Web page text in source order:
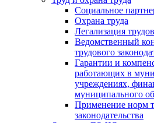
Социальное
Охрана труда
Легализация
Ведомственный
трудового
Гарантии и
работающих в
учреждениях,
муниципального
Применение норм
законодательства